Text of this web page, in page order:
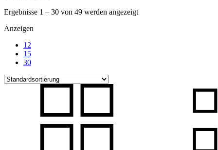
Ergebnisse 1 – 30 von 49 werden angezeigt
Anzeigen
12
15
30